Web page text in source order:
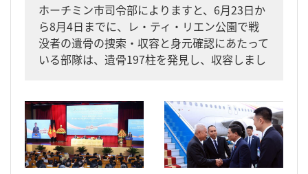
ホーチミン市司令部によりますと、6月23日か
ら8月4日までに、レ・ティ・リエン公園で戦
没者の遺骨の捜索・収容と身元確認にあたって
いる部隊は、遺骨197柱を発見し、収容しまし